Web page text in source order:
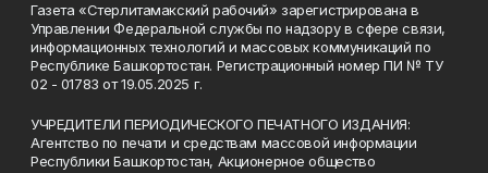
Газета «Стерлитамакский рабочий» зарегистрирована в
Управлении Федеральной службы по надзору в сфере связи,
информационных технологий и массовых коммуникаций по
Республике Башкортостан. Регистрационный номер ПИ № ТУ
02 - 01783 от 19.05.2025 г.
УЧРЕДИТЕЛИ ПЕРИОДИЧЕСКОГО ПЕЧАТНОГО ИЗДАНИЯ:
Агентство по печати и средствам массовой информации
Республики Башкортостан, Акционерное общество